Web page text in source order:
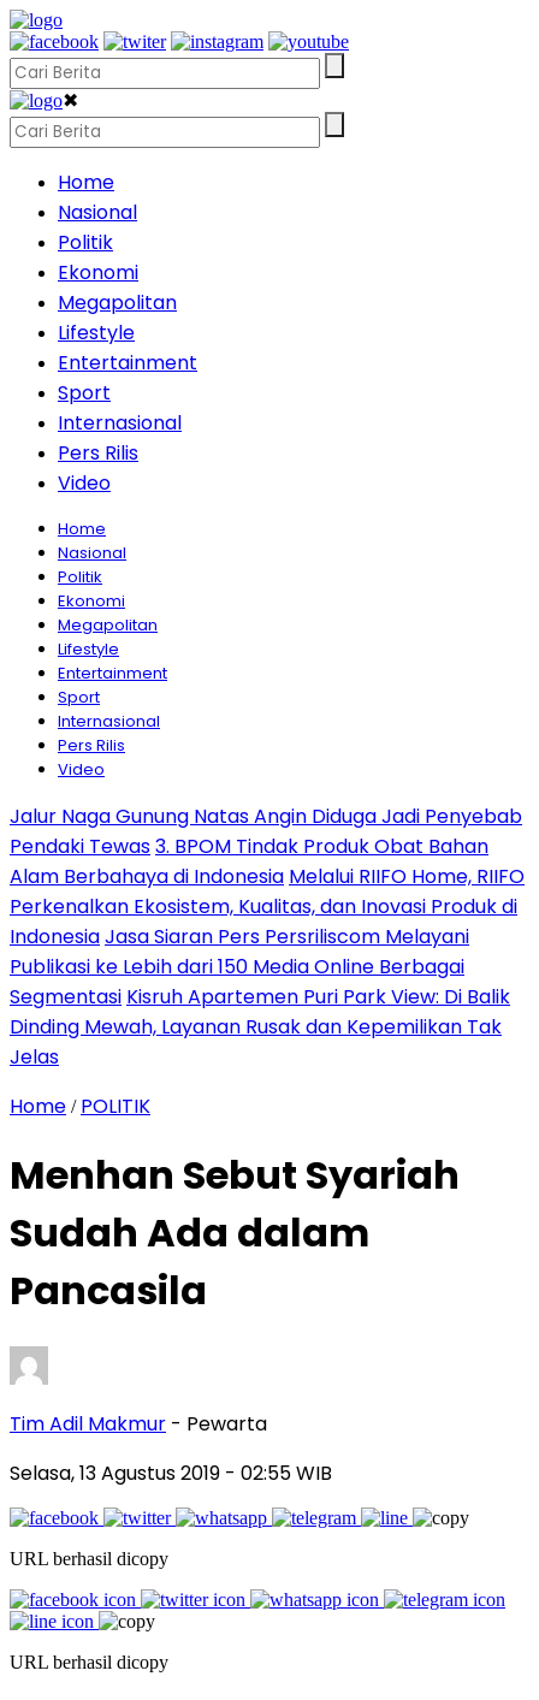
✖
Home
Nasional
Politik
Ekonomi
Megapolitan
Lifestyle
Entertainment
Sport
Internasional
Pers Rilis
Video
Home
Nasional
Politik
Ekonomi
Megapolitan
Lifestyle
Entertainment
Sport
Internasional
Pers Rilis
Video
Jalur Naga Gunung Natas Angin Diduga Jadi Penyebab
Pendaki Tewas3. BPOM Tindak Produk Obat Bahan
Alam Berbahaya di Indonesia Melalui RIIFO Home, RIIFO
Perkenalkan Ekosistem, Kualitas, dan Inovasi Produk di
IndonesiaJasa Siaran Pers Persriliscom Melayani
Publikasi ke Lebih dari 150 Media Online Berbagai
Segmentasi Kisruh Apartemen Puri Park View: Di Balik
Dinding Mewah, Layanan Rusak dan Kepemilikan Tak
Jelas
Home / POLITIK
Menhan Sebut Syariah
Sudah Ada dalam
Pancasila
Tim Adil Makmur - Pewarta
Selasa, 13 Agustus 2019 - 02:55 WIB
URL berhasil dicopy
URL berhasil dicopy